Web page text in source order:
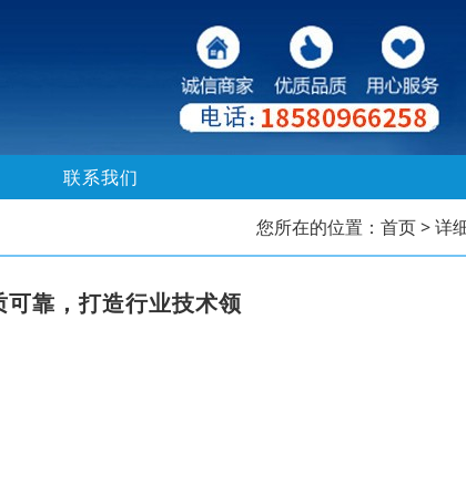
联系我们
您所在的位置： 首页> 详
靠，打造行业技术领